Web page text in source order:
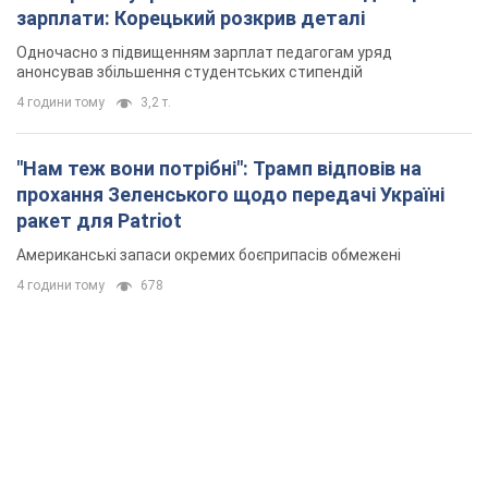
зарплати: Корецький розкрив деталі
Одночасно з підвищенням зарплат педагогам уряд
анонсував збільшення студентських стипендій
4 години тому 3,2 т.
"Нам теж вони потрібні": Трамп відповів на
прохання Зеленського щодо передачі Україні
ракет для Patriot
Американські запаси окремих боєприпасів обмежені
4 години тому 678